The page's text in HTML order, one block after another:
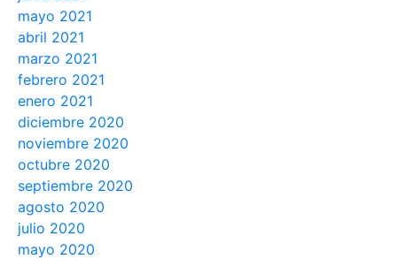
mayo 2021
abril 2021
marzo 2021
febrero 2021
enero 2021
diciembre 2020
noviembre 2020
octubre 2020
septiembre 2020
agosto 2020
julio 2020
mayo 2020